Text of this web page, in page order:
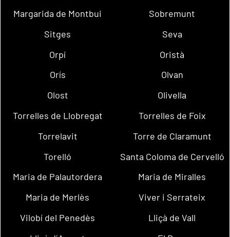
Margarida de Montbui
Sobremunt
Sitges
Seva
Orpí
Oristà
Orís
Olvan
Olost
Olivella
Torrelles de Llobregat
Torrelles de Foix
Torrelavit
Torre de Claramunt
Torelló
Santa Coloma de Cervelló
Maria de Palautordera
Maria de Miralles
Maria de Merlès
Viver i Serrateix
Vilobí del Penedès
Lliçà de Vall